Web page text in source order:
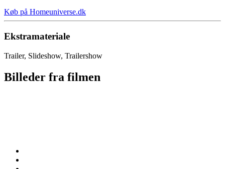
Køb på Homeuniverse.dk
Ekstramateriale
Trailer, Slideshow, Trailershow
Billeder fra filmen